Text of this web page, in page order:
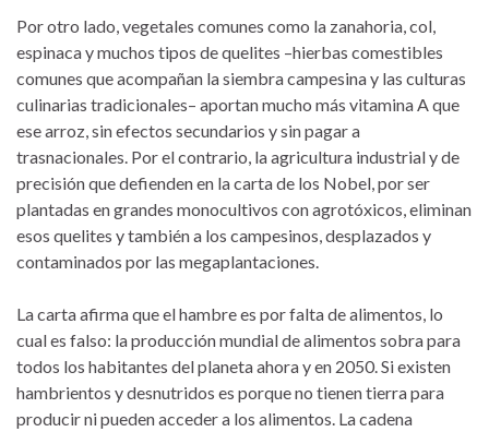
Por otro lado, vegetales comunes como la zanahoria, col,
espinaca y muchos tipos de quelites –hierbas comestibles
comunes que acompañan la siembra campesina y las culturas
culinarias tradicionales– aportan mucho más vitamina A que
ese arroz, sin efectos secundarios y sin pagar a
trasnacionales. Por el contrario, la agricultura industrial y de
precisión que defienden en la carta de los Nobel, por ser
plantadas en grandes monocultivos con agrotóxicos, eliminan
esos quelites y también a los campesinos, desplazados y
contaminados por las megaplantaciones.
La carta afirma que el hambre es por falta de alimentos, lo
cual es falso: la producción mundial de alimentos sobra para
todos los habitantes del planeta ahora y en 2050. Si existen
hambrientos y desnutridos es porque no tienen tierra para
producir ni pueden acceder a los alimentos. La cadena